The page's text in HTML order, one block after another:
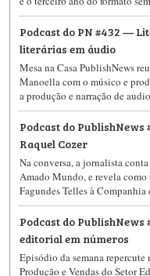
Podcast do PN #432 —
literárias em áudio
Mesa na Casa PublishNews
Manoella com o músico e
a produção e narração de
Podcast do PublishNews
Raquel Cozer
Na conversa, a jornalista
Amado Mundo, e revela
Fagundes Telles à Companhia
Podcast do
editorial em números
Episódio da semana
Produção e Vendas do Setor